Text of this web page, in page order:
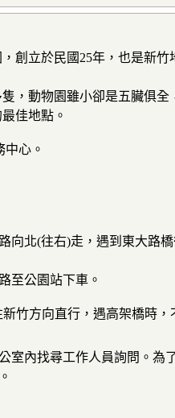
創立於民國25年，也是新
，動物園雖小卻是五臟俱
佳地點。
心。
向北(往右)走，遇到東大路
至公園站下車。
竹方向直行，遇高架橋時
室內找尋工作人員詢問。為